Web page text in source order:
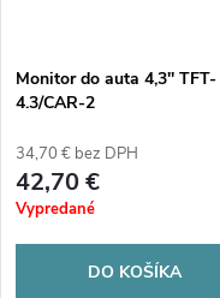
Monitor do auta 4,3'' TFT-
4.3/CAR-2
34,70 € bez DPH
42,70 €
Vypredané
DO KOŠÍKA